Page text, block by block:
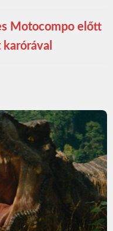
Motocompo előtt